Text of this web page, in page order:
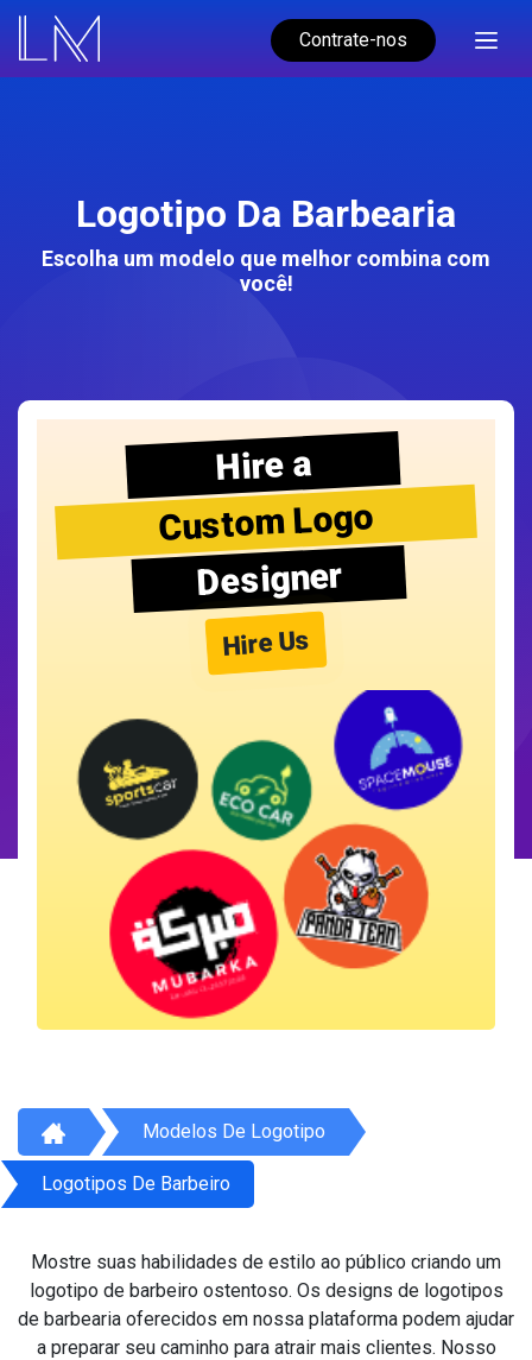
Contrate-nos
Logotipo Da Barbearia
Escolha um modelo que melhor combina com
você!
Hire a
Custom Logo
Designer
Hire Us
Modelos De Logotipo
Logotipos De Barbeiro
Mostre suas habilidades de estilo ao público criando um
logotipo de barbeiro ostentoso. Os designs de logotipos
de barbearia oferecidos em nossa plataforma podem ajudar
a preparar seu caminho para atrair mais clientes. Nosso